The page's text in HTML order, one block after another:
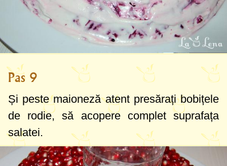
Pas 9
Și peste maioneză atent presărați bobițele
de rodie, să acopere complet suprafața
salatei.